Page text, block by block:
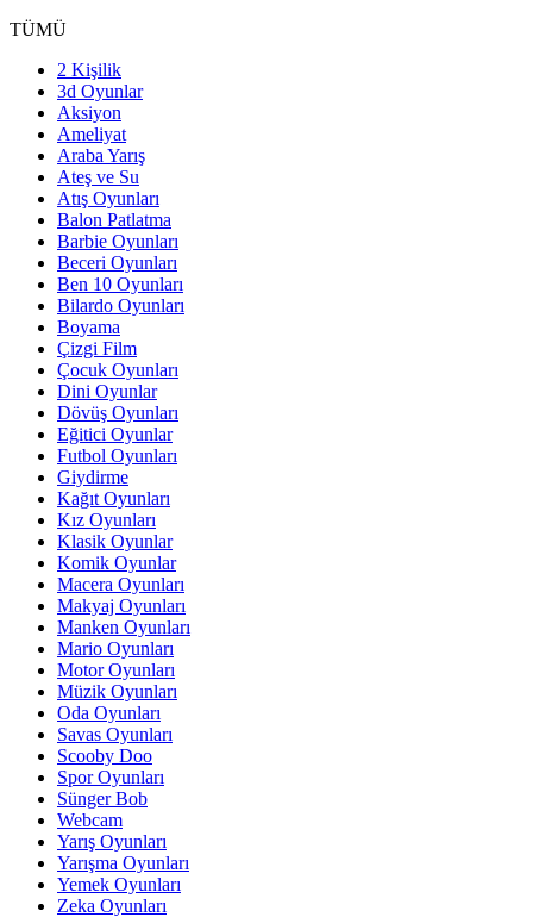
TÜMÜ
2 Kişilik
3d Oyunlar
Aksiyon
Ameliyat
Araba Yarış
Ateş ve Su
Atış Oyunları
Balon Patlatma
Barbie Oyunları
Beceri Oyunları
Ben 10 Oyunları
Bilardo Oyunları
Boyama
Çizgi Film
Çocuk Oyunları
Dini Oyunlar
Dövüş Oyunları
Eğitici Oyunlar
Futbol Oyunları
Giydirme
Kağıt Oyunları
Kız Oyunları
Klasik Oyunlar
Komik Oyunlar
Macera Oyunları
Makyaj Oyunları
Manken Oyunları
Mario Oyunları
Motor Oyunları
Müzik Oyunları
Oda Oyunları
Savas Oyunları
Scooby Doo
Spor Oyunları
Sünger Bob
Webcam
Yarış Oyunları
Yarışma Oyunları
Yemek Oyunları
Zeka Oyunları